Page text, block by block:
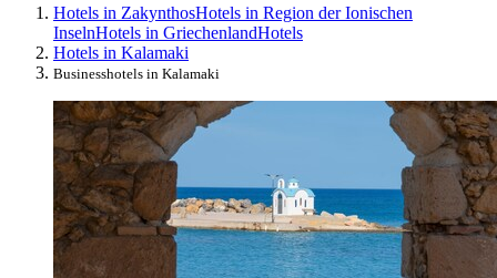
Hotels in ZakynthosHotels in Region der Ionischen
InselnHotels in GriechenlandHotels
Hotels in Kalamaki
Businesshotels in Kalamaki